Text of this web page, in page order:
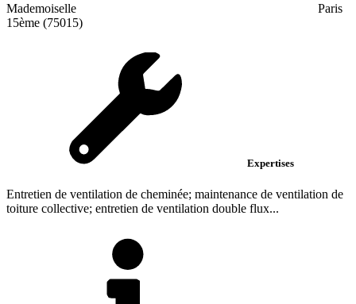
Mademoiselle
Paris
15ème (75015)
Expertises
Entretien de ventilation de cheminée; maintenance de ventilation de
toiture collective; entretien de ventilation double flux...